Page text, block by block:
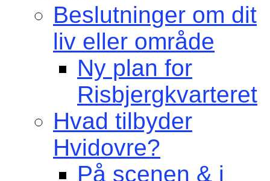
Beslutninger om dit
liv eller område
Ny plan for
Risbjergkvarteret
Hvad tilbyder
Hvidovre?
På scenen & i